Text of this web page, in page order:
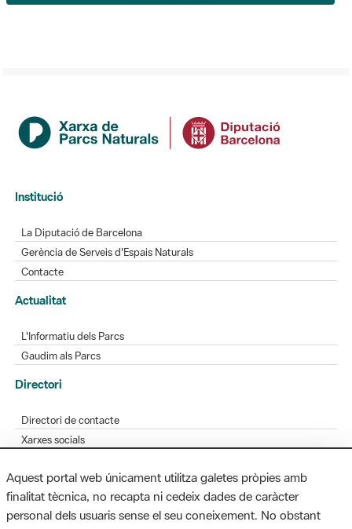
Institució
La Diputació de Barcelona
Gerència de Serveis d'Espais Naturals
Contacte
Actualitat
L'Informatiu dels Parcs
Gaudim als Parcs
Directori
Directori de contacte
Xarxes socials
Bústia de suggeriments
Opineu sobre els parcs
Aquest portal web únicament utilitza galetes pròpies amb
finalitat tècnica, no recapta ni cedeix dades de caràcter
personal dels usuaris sense el seu coneixement. No obstant